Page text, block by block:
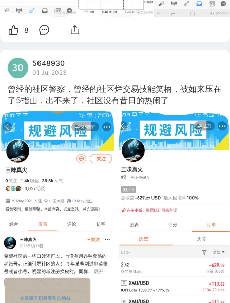
8
5648930
01 Jul 2023
曾经的社区警察，曾经的社区烂交易技能笑柄，被如来压在
了5指山，出不来了，社区没有昔日的热闹了